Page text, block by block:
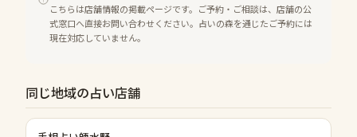
こちらは店舗情報の掲載ページです。ご予約・ご相談は、店舗の公
式窓口へ直接お問い合わせください。占いの森を通じたご予約には
現在対応していません。
同じ地域の占い店舗